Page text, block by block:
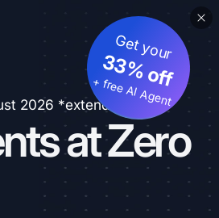
2026 *extended
at Zero
Get your
33% off
+ free AI Agent